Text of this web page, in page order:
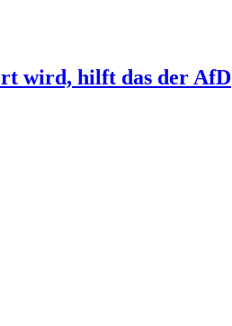
wird, hilft das der AfD